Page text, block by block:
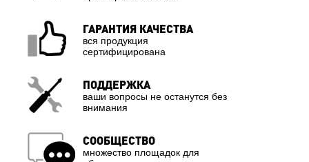
ГАРАНТИЯ КАЧЕСТВА
вся продукция
сертифицирована
ПОДДЕРЖКА
ваши вопросы не останутся без
внимания
СООБЩЕСТВО
множество площадок для